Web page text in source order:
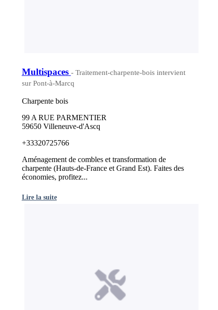
Multispaces - Traitement-charpente-bois intervient
sur Pont-à-Marcq
Charpente bois
99 A RUE PARMENTIER
59650 Villeneuve-d'Ascq
+33320725766
Aménagement de combles et transformation de
charpente (Hauts-de-France et Grand Est). Faites des
économies, profitez...
Lire la suite